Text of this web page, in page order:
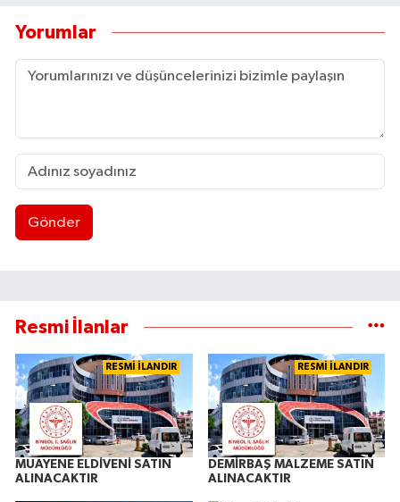
Yorumlar
Gönder
Resmi İlanlar
RESMİ İLANDIR
MUAYENE ELDİVENİ SATIN
ALINACAKTIR
RESMİ İLANDIR
DEMİRBAŞ MALZEME SATIN
ALINACAKTIR